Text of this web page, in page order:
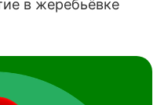
в жеребьёвке